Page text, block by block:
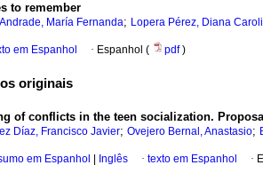
to remember
María Fernanda; Lopera Pérez, Diana
em Espanhol · Espanhol ( pdf)
originais
of conflicts in the teen socialization.
Díaz, Francisco Javier; Ovejero Bernal, Anastasio;
em Espanhol Inglês · texto em Espanhol ·